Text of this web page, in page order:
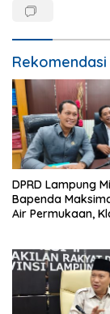
DPRD Lampung
Bapenda
Air Permukaan,